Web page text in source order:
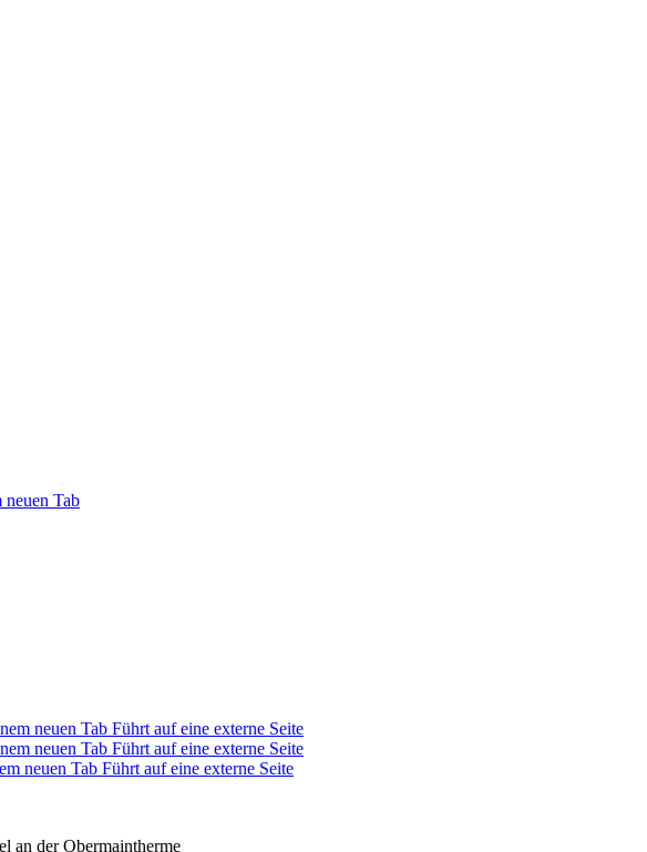
Tab
neuen Tab Führt auf eine externe Seite
neuen Tab Führt auf eine externe Seite
neuen Tab Führt auf eine externe Seite
an der Obermaintherme